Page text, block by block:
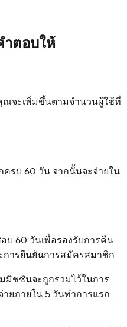
ำตอบให้
ณจะเพิ่มขึ้นตามจำนวนผู้ใช้ที่
รบ 60 วัน จากนั้นจะจ่ายใน
บ 60 วันเพื่อรองรับการคืน
ะการยืนยันการสมัครสมาชิก
มิชชันจะถูกรวมไว้ในการ
ายภายใน 5 วันทำการแรก